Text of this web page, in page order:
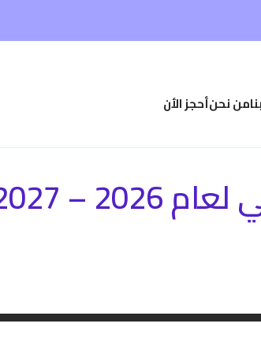
من نحنأحجز الأن
– 2027